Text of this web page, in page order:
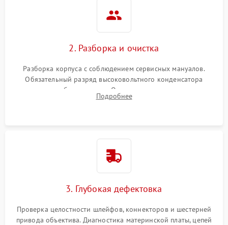
2. Разборка и очистка
Разборка корпуса с соблюдением сервисных мануалов.
Обязательный разряд высоковольтного конденсатора
вспышки для безопасности. Очистка внутренних узлов от
пыли, песка и следов влаги с помощью спецсредств.
Подробнее
3. Глубокая дефектовка
Проверка целостности шлейфов, коннекторов и шестерней
привода объектива. Диагностика материнской платы, цепей